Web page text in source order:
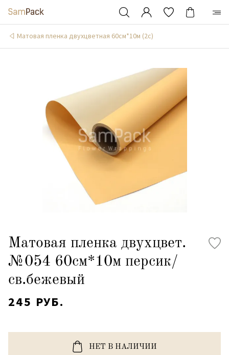
Матовая пленка двухцветная 60см*10м (2c)
Матовая пленка двухцвет.
№054 60см*10м персик/
св.бежевый
245 РУБ.
НЕТ В НАЛИЧИИ